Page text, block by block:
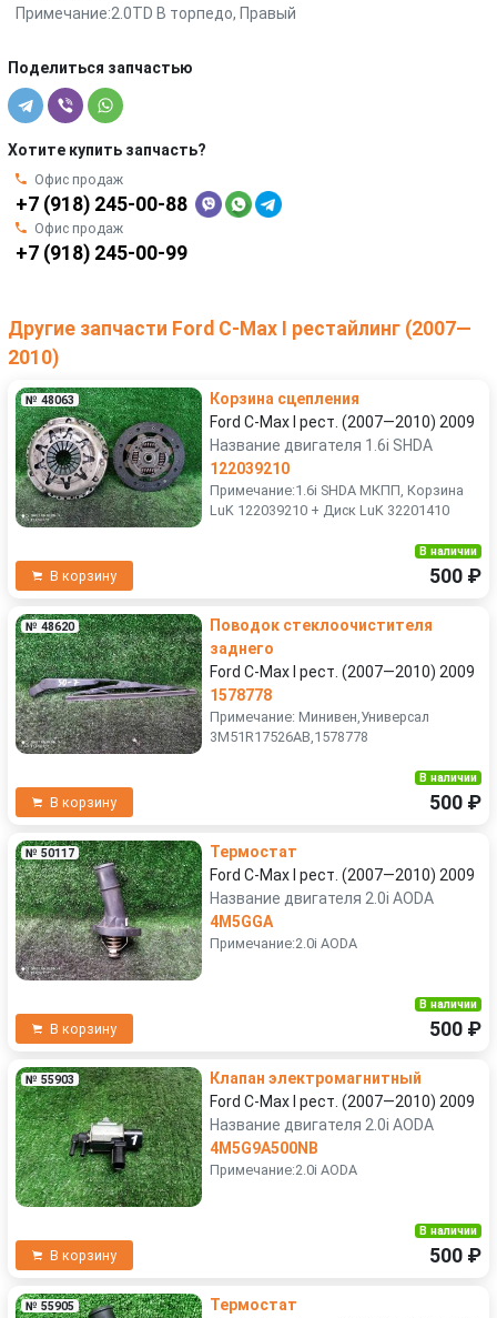
Примечание:2.0TD В торпедо, Правый
Поделиться запчастью
Хотите купить запчасть?
Офис продаж
+7 (918) 245-00-88
Офис продаж
+7 (918) 245-00-99
Другие запчасти Ford C-Max I рестайлинг (2007—
2010)
№ 48063
Корзина сцепления
Ford C-Max I рест. (2007—2010) 2009
Название двигателя 1.6i SHDA
122039210
Примечание:1.6i SHDA МКПП, Корзина
LuK 122039210 + Диск LuK 32201410
В корзину
В наличии
500 ₽
№ 48620
Поводок стеклоочистителя
заднего
Ford C-Max I рест. (2007—2010) 2009
1578778
Примечание: Минивен,Универсал
3M51R17526AB,1578778
В корзину
В наличии
500 ₽
№ 50117
Термостат
Ford C-Max I рест. (2007—2010) 2009
Название двигателя 2.0i AODA
4M5GGA
Примечание:2.0i AODA
В корзину
В наличии
500 ₽
№ 55903
Клапан электромагнитный
Ford C-Max I рест. (2007—2010) 2009
Название двигателя 2.0i AODA
4M5G9A500NB
Примечание:2.0i AODA
В корзину
В наличии
500 ₽
№ 55905
Термостат